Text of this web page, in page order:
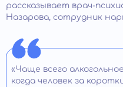
рассказывает врач-
Назарова, сотрудник
«Чаще всего
когда человек за